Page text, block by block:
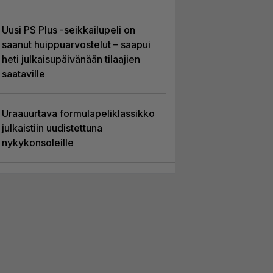
Uusi PS Plus -seikkailupeli on
saanut huippuarvostelut – saapui
heti julkaisupäivänään tilaajien
saataville
Uraauurtava formulapeliklassikko
julkaistiin uudistettuna
nykykonsoleille